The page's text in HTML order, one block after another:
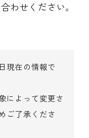
わせください。
現在の情報で
によって変更さ
ご了承くださ